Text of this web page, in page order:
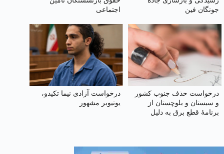
جونگان فین
اجتماعی
درخواست حذف جنوب کشور
و سیستان و بلوچستان از
برنامهٔ قطع برق به دلیل
درخواست آزادی نیما تکیدو،
یوتیوبر مشهور